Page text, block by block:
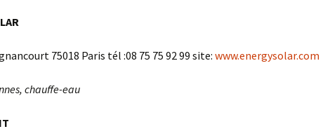
75018 Paris tél :08 75 75 92 99 site:www.energysolar.com
chauffe-eau